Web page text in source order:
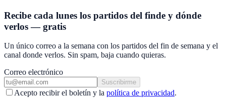
Recibe cada lunes los partidos del finde y dónde
verlos — gratis
Un único correo a la semana con los partidos del fin de semana y el
canal donde verlos. Sin spam, baja cuando quieras.
Correo electrónico
Suscribirme
Acepto recibir el boletín y la política de privacidad.